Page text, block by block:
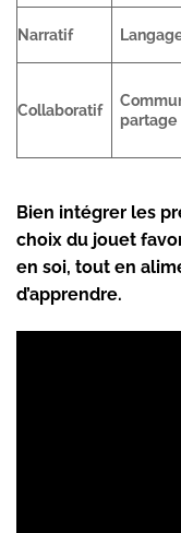
Narratif
Collaboratif
partage
Bien intégrer les
choix du jouet
en soi, tout en
d’apprendre.